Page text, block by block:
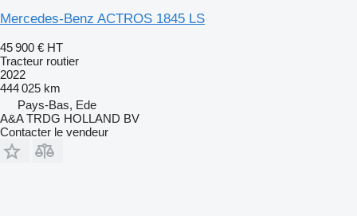
Mercedes-Benz ACTROS 1845 LS
45 900 € HT
Tracteur routier
2022
444 025 km
Pays-Bas, Ede
A&A TRDG HOLLAND BV
Contacter le vendeur